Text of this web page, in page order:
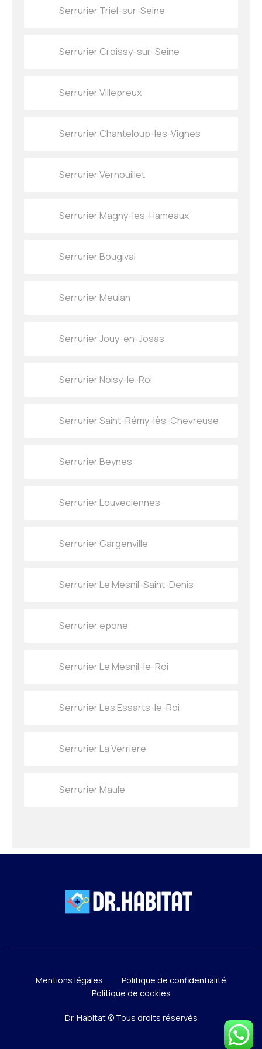
Serrurier Triel-sur-Seine
Serrurier Croissy-sur-Seine
Serrurier Villepreux
Serrurier Chanteloup-les-Vignes
Serrurier Vernouillet
Serrurier Magny-les-Hameaux
Serrurier Bougival
Serrurier Meulan
Serrurier Jouy-en-Josas
Serrurier Noisy-le-Roi
Serrurier Saint-Rémy-lès-Chevreuse
Serrurier Beynes
Serrurier Louveciennes
Serrurier Gargenville
Serrurier Le Mesnil-Saint-Denis
Serrurier epone
Serrurier Le Mesnil-le-Roi
Serrurier Les Essarts-le-Roi
Serrurier La Verriere
Serrurier Maule
Dr. Habitat © Tous droits réservés
Mentions légales
Politique de confidentialité
Politique de cookies